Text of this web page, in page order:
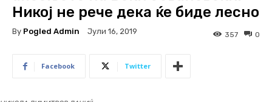
Никој не рече дека ќе биде лесно
By Pogled Admin Јули 16, 2019 0
357
Facebook Twitter